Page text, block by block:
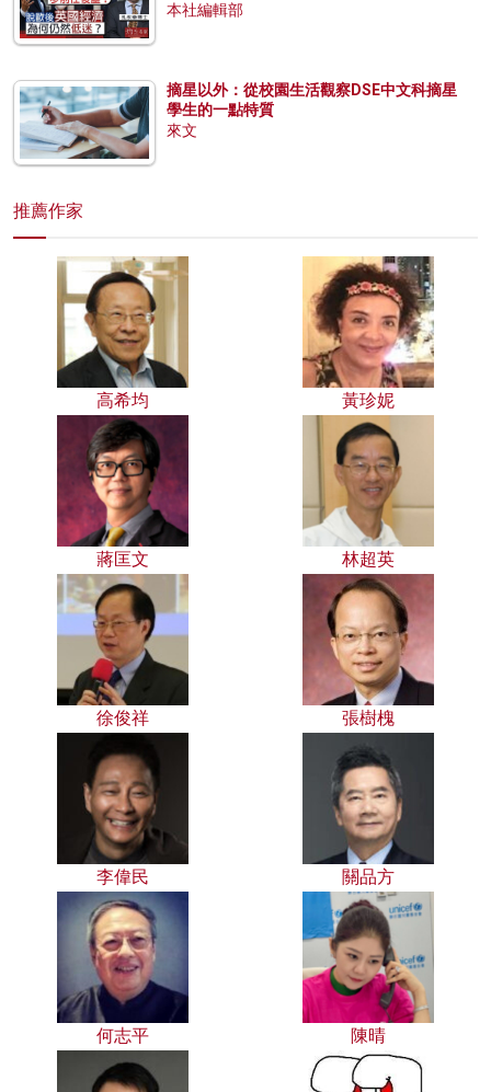
本社編輯部
摘星以外：從校園生活觀察DSE中文科摘星
學生的一點特質
來文
推薦作家
高希均 黃珍妮
蔣匡文 林超英
徐俊祥 張樹槐
李偉民 關品方
何志平 陳晴